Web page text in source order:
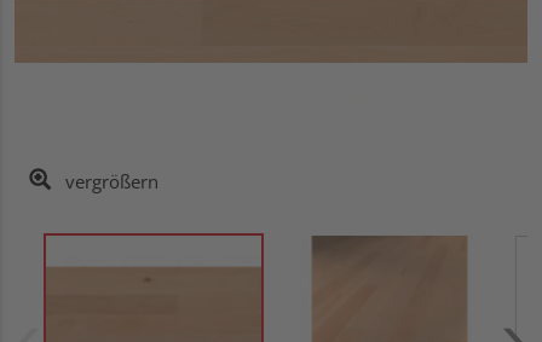
vergrößern